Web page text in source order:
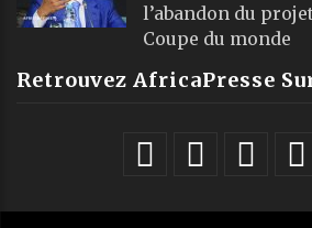
l’abandon du
Coupe du monde
Retrouvez AfricaPresse